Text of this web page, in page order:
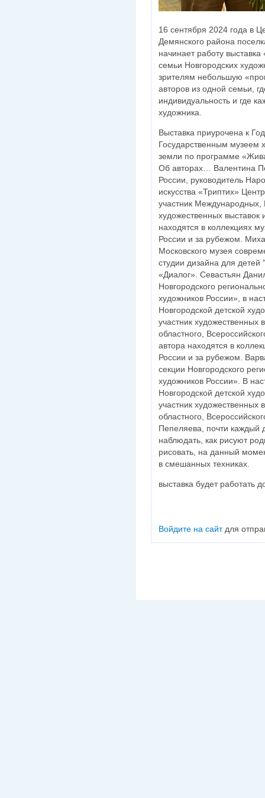
16 сентября 2024 года в
Демянского района
начинает работу
семьи Новгородских
зрителям небольшую
авторов из одной семьи,
индивидуальность и где
художника.
Выставка приурочена к
Государственным музеем
земли по программе
Об авторах… Валентина
России, руководитель
искусства «Триптих»
участник Международных,
художественных выставок
находятся в коллекциях
России и за рубежом.
Московского музея
студии дизайна для детей
«Диалог». Севастьян
Новгородского
художников России», в
Новгородской детской
участник художественных
областного,
автора находятся в
России и за рубежом.
секции Новгородского
художников России». В
Новгородской детской
участник художественных
областного,
Пепеляева, почти каждый
наблюдать, как рисуют
рисовать, на данный
в смешанных техниках.
выставка будет работать
Войдите на сайтдля